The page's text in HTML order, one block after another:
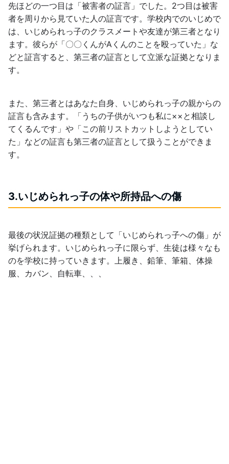
先ほどの一つ目は「被害者の証言」でした。2つ目は被害
者を周りから見ていた人の証言です。学校内でのいじめで
は、いじめられっ子のクラスメートや友達が第三者となり
ます。彼らが「〇〇くんがAくんのことを殴っていた」な
どと証言すると、第三者の証言として立派な証拠となりま
す。
また、第三者とはあなた自身、いじめられっ子の親からの
証言も含みます。「うちの子供がいつも私に××と相談し
てくるんです」や「この前リストカットしようとしてい
た」などの証言も第三者の証言として扱うことができま
す。
3.いじめられっ子の体や所持品への傷
最後の状況証拠の種類として「いじめられっ子への傷」が
挙げられます。いじめられっ子に限らず、生徒は様々なも
のを学校に持っていきます。上履き、鉛筆、筆箱、体操
服、カバン、自転車、、、